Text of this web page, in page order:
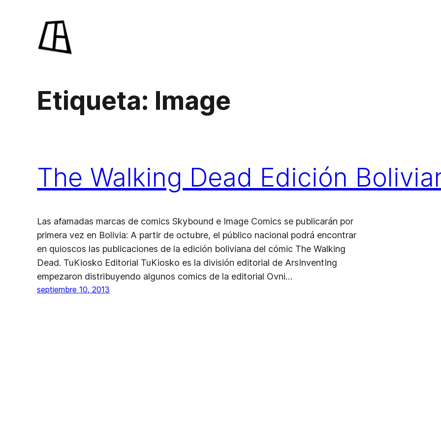
contenido
Etiqueta: Image
The Walking Dead Edición
Las afamadas marcas de comics Skybound e Image Comics se publicarán por
primera vez en Bolivia: A partir de octubre, el público nacional podrá encontrar
en quioscos las publicaciones de la edición boliviana del cómic The Walking
Dead. TuKiosko Editorial TuKiosko es la división editorial de ArsInventIng
empezaron distribuyendo algunos comics de la editorial Ovni…
septiembre 10, 2013